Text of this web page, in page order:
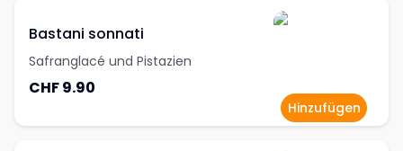
Bastani sonnati
Safranglacé und Pistazien
CHF 9.90
Hinzufügen